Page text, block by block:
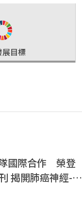
展目標
國際合作 榮登
揭開肺癌神經-免